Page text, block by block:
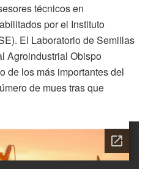
técnicos en
por el Instituto
El Laboratorio de Semillas
Agroindustrial Obispo
de los más importantes del
de mues tras que